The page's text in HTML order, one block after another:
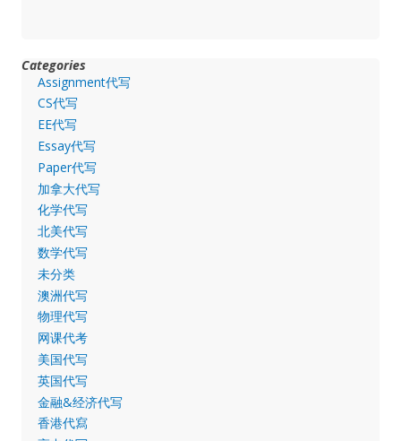
Categories
Assignment代写
CS代写
EE代写
Essay代写
Paper代写
加拿大代写
化学代写
北美代写
数学代写
未分类
澳洲代写
物理代写
网课代考
美国代写
英国代写
金融&经济代写
香港代寫